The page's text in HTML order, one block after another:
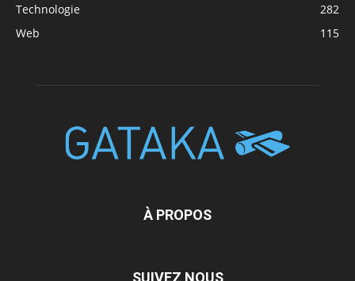
Technologie
282
Web
115
À PROPOS
SUIVEZ NOUS